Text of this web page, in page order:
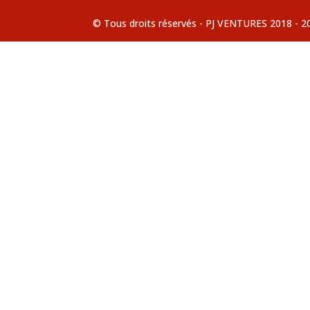
© Tous droits réservés - PJ VENTURES 2018 -